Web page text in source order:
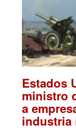
Estados
ministro
a
industria